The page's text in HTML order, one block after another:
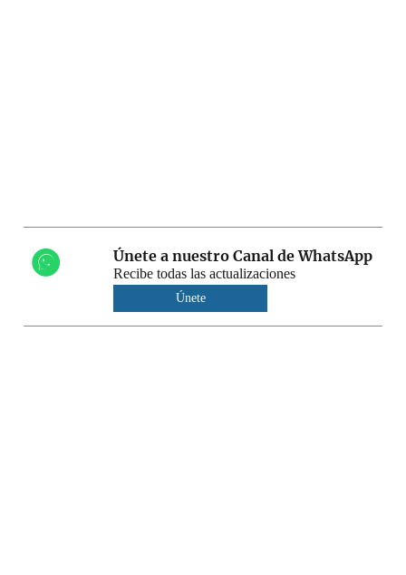
Únete a nuestro Canal de WhatsApp
Recibe todas las actualizaciones
Únete